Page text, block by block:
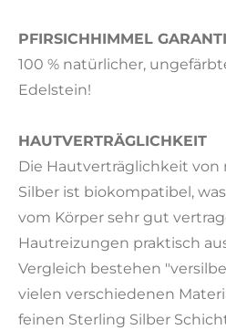
PFIRSICHHIMMEL
100 % natürlicher,
Edelstein!
HAUTVERTRÄGLICHKEIT
Die Hautverträglichkeit von
Silber ist biokompatibel,
vom Körper sehr gut
Hautreizungen praktisch
Vergleich bestehen
vielen verschiedenen
feinen Sterling Silber